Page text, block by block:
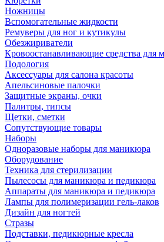
Ножницы
Вспомогательные жидкости
Ремуверы для ног и кутикулы
Обезжириватели
Кровоостанавливающие средства для
Подология
Аксессуары для салона красоты
Апельсиновые палочки
Защитные экраны, очки
Палитры, типсы
Щетки, сметки
Сопутствующие товары
Наборы
Одноразовые наборы для маникюра
Оборудование
Техника для стерилизации
Пылесосы для маникюра и педикюра
Аппараты для маникюра и педикюра
Лампы для полимеризации гель-лаков
Дизайн для ногтей
Стразы
Подставки, педикюрные кресла